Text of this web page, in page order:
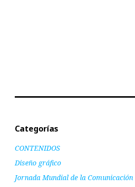
Categorías
CONTENIDOS
Diseño gráfico
Jornada Mundial de la Comunicación